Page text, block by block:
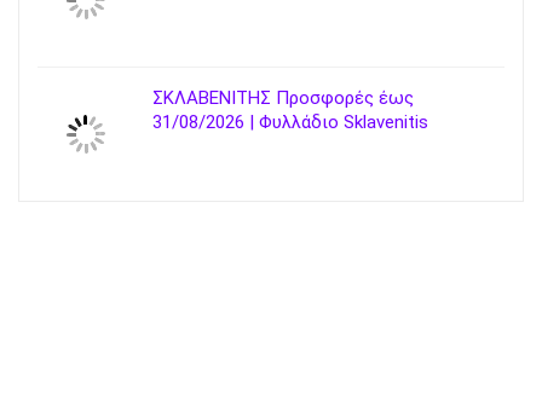
ΣΚΛΑΒΕΝΙΤΗΣ Προσφορές έως
31/08/2026 | Φυλλάδιο Sklavenitis